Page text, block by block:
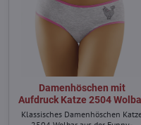
Damenhöschen mit
Aufdruck Katze 2504
Klassisches Damenhöschen